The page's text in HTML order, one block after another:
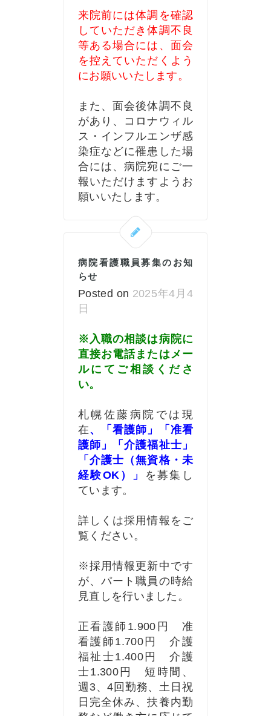
来院前には体調を確認
していただき体調不良
等ある場合には、面会
を控えていただくよう
にお願いいたします。
また、面会後体調不良
があり、コロナウィル
ス・インフルエンザ感
染症などに罹患した場
合には、病院宛にご一
報いただけますようお
願いいたします。
病院看護職員募集のお知
らせ
Posted on 2025年4月4
日
※入職の相談は病院に
直接お電話またはメー
ルにてご相談くださ
い。
札幌佐藤病院では現
在、「看護師」「准看
護師」「介護福祉士」
「介護士（無資格・未
経験OK）」
を募集し
ています。
詳しくは採用情報をご
覧ください。
※採用情報更新中です
が、パート職員の時給
見直しを行いました。
正看護師1.900円 准
看護師1.700円 介護
福祉士1.400円 介護
士1.300円 短時間、
週3、4回勤務、土日祝
日完全休み、扶養内勤